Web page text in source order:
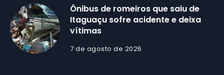
Ônibus de romeiros que saiu de
Itaguaçu sofre acidente e deixa
vítimas
7 de agosto de 2026